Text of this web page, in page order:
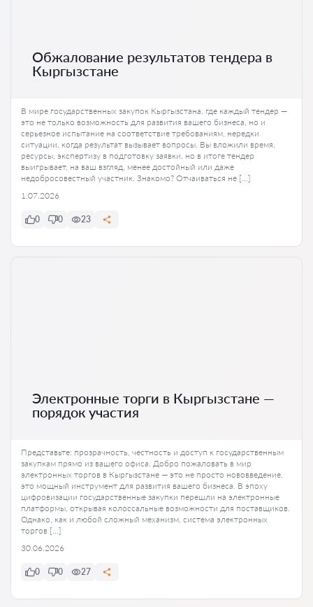
Обжалование результатов тендера в
Кыргызстане
В мире государственных закупок Кыргызстана, где каждый тендер —
это не только возможность для развития вашего бизнеса, но и
серьезное испытание на соответствие требованиям, нередки
ситуации, когда результат вызывает вопросы. Вы вложили время,
ресурсы, экспертизу в подготовку заявки, но в итоге тендер
выигрывает, на ваш взгляд, менее достойный или даже
недобросовестный участник. Знакомо? Отчаиваться не […]
1.07.2026
0 0 23
Электронные торги в Кыргызстане —
порядок участия
Представьте: прозрачность, честность и доступ к государственным
закупкам прямо из вашего офиса. Добро пожаловать в мир
электронных торгов в Кыргызстане — это не просто нововведение,
это мощный инструмент для развития вашего бизнеса. В эпоху
цифровизации государственные закупки перешли на электронные
платформы, открывая колоссальные возможности для поставщиков.
Однако, как и любой сложный механизм, система электронных
торгов […]
30.06.2026
0 0 27